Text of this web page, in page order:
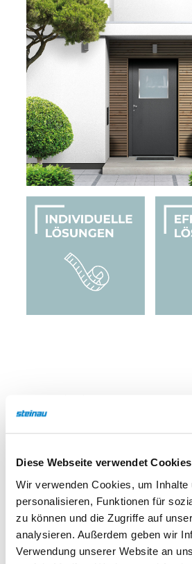
Diese Webseite verwendet Cookies
Wir verwenden Cookies, um Inhalte
personalisieren, Funktionen für
zu können und die Zugriffe auf
analysieren. Außerdem geben wir
Verwendung unserer Website an
verfügbar. Besonders hohe
nach innen öffnende
Im Prüfverfahren wurden
Wassereintritt innerhalb von 24
gemessen – deutlich unter
Grenzwert von 240 Litern.
Je nach Ausführung sind
Wasserschutzhöhen möglich:
Bis 900 mm im Standard
Lichtausschnitt
Bis 1.800 mm bei komplett
Individuelles
auch für
Architektur
Trotz der hohen
architektonische Freiheit
kann an bestehende
Fassadenkonzepte angepasst
fügt sich die